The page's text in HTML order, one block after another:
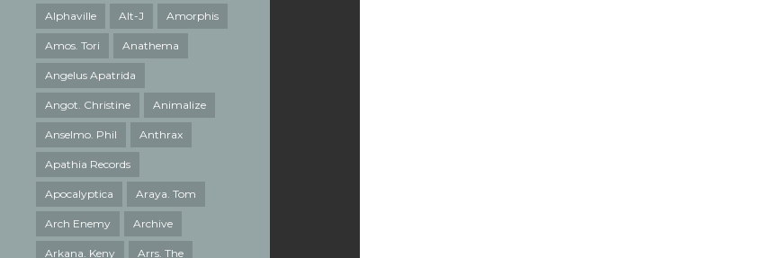
Alphaville Alt-J Amorphis
Amos. Tori Anathema
Angelus Apatrida
Angot. Christine Animalize
Anselmo. Phil Anthrax
Apathia Records
Apocalyptica Araya. Tom
Arch Enemy Archive
Arkana. Keny Arrs. The